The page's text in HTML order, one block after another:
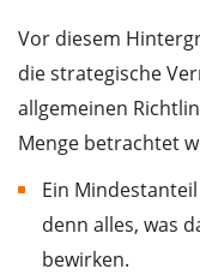
Vor diesem
die strategische
allgemeinen
Menge betrachtet
Ein
denn alles, was
bewirken.